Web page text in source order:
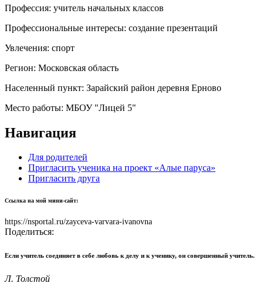
Профессия: учитель начальных классов
Профессиональные интересы: создание презентаций
Увлечения: спорт
Регион: Московская область
Населенный пункт: Зарайский район деревня Ерново
Место работы: МБОУ "Лицей 5"
Навигация
Для родителей
Пригласить ученика на проект «Алые паруса»
Пригласить друга
Ссылка на мой мини-сайт:
https://nsportal.ru/zayceva-varvara-ivanovna
Поделиться:
Если учитель соединяет в себе любовь к делу и к ученику, он совершенный учитель.
Л. Толстой